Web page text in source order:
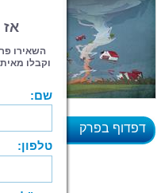
דפדוף בפרק
כריכה רכה, 116
גם
את
לבדה.